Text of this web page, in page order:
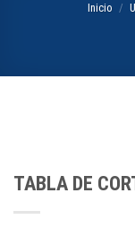
Inicio /
TABLA DE